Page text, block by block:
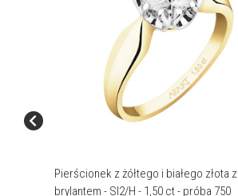
Pierścionek z żółtego i białego złota z
brylantem - SI2/H - 1,50 ct - próba 750